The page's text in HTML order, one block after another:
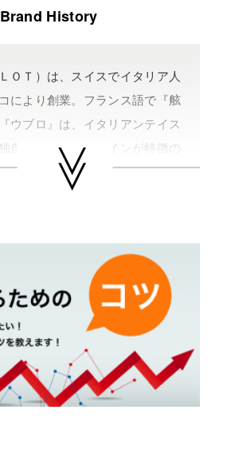
Brand History
ＯＴ）は、スイスでイタリア人
により創業。フランス語で『舷
ウブロ』は、イタリアンテイス
自の雰囲気のデザインが特徴の
ン・クロード・ビバーがウブロ
を発表。ウブロのコンセプトで
にふさわしく、ダイバーモデル
ラバーベルトにゴールドやセラ
ム、レアメタルなどの新素材を
デザインは人々の心をつかみ、
に世界中に広まった。服飾業界
ルマーニやルチアーノ・ベネト
多く愛用している。ＬＶＭＨグ